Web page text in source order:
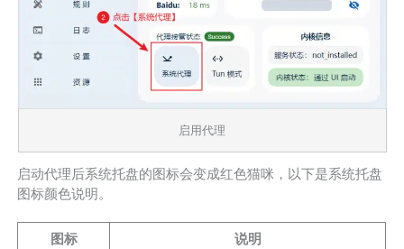
启用代理
启动代理后系统托盘的图标会变成红色猫咪，以下是系统托盘
图标颜色说明。
图标 说明